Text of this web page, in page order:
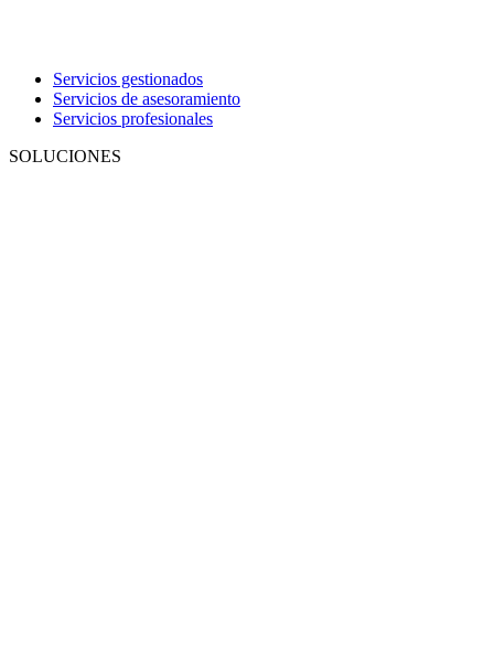
Servicios gestionados
Servicios de asesoramiento
Servicios profesionales
SOLUCIONES